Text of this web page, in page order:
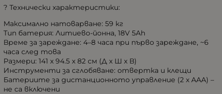
? Технически характеристики:
Максимално натоварване: 59 кг
Тип батерия: Литиево-йонна, 18V 5Ah
Време за зареждане: 4–8 часа при първо зареждане, ~6
часа след това
Размери: 141 x 94.5 x 82 см (Д x Ш x В)
Инструменти за сглобяване: отвертка и клещи
Батериите за дистанционното управление (2 x AAA) –
не са включени